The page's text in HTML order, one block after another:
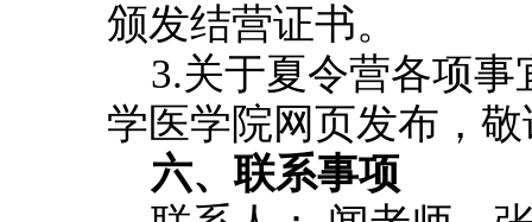
颁发结营证书。
3.关于夏令营各项
学医学院网页发布，
六、联系事项